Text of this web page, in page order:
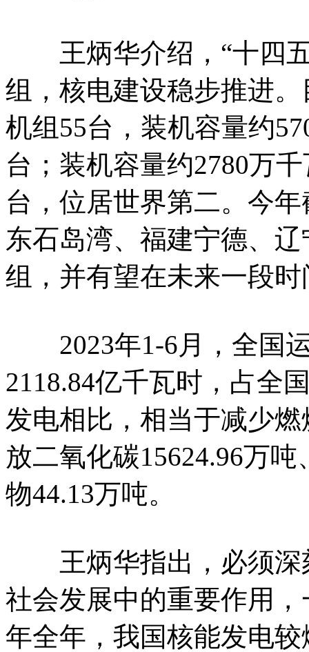
王炳华介绍，“十四五
组，核电建设稳步推进
机组55台，装机容量约
台；装机容量约2780万
台，位居世界第二。今
东石岛湾、福建宁德、
组，并有望在未来一段
2023年1-6月，全国运
2118.84亿千瓦时，占全
发电相比，相当于减少
放二氧化碳15624.96万
物44.13万吨。
王炳华指出，必须深
社会发展中的重要作用
年全年，我国核能发电